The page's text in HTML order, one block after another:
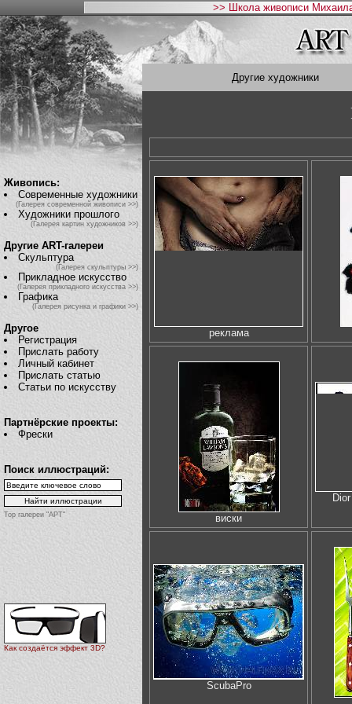
>> Школа живописи
Живопись:
Современные художники
(Галерея современной живописи >>)
Художники прошлого
(Галерея картин художников >>)
Другие ART-галереи
Скульптура
(Галерея скульптуры >>)
Прикладное искусство
(Галерея прикладного искусства >>)
Графика
(Галерея рисунка и графики >>)
Другое
Регистрация
Прислать работу
Личный кабинет
Прислать статью
Статьи по искусству
Партнёрские проекты:
Фрески
Поиск иллюстраций:
Top галереи "АРТ"
Как создаётся эффект 3D?
Другие художники
реклама
виски
ScubaPro